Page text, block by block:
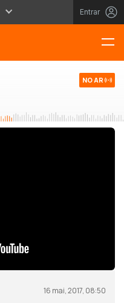
Entrar
NO AR
16 mai, 2017, 08:50